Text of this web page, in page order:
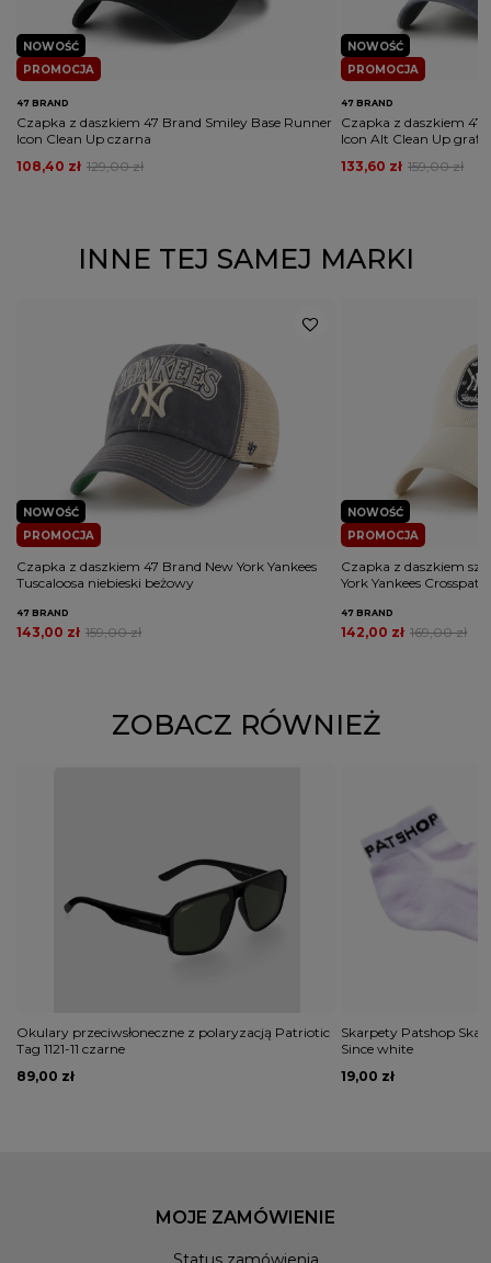
PROMOCJA
NOWOŚĆ
47 BRAND
Czapka z daszkiem 47 Brand Smiley Base Runner
Icon Clean Up czarna
129,00 zł
108,40 zł
PROMOCJA
NOWOŚĆ
47 BRAND
Czapka z daszkiem 47
Icon Alt Clean Up
159,00 zł
133,60 zł
INNE TEJ SAMEJ MARKI
PROMOCJA
NOWOŚĆ
Czapka z daszkiem 47 Brand New York Yankees
Tuscaloosa niebieski beżowy
47 BRAND
159,00 zł
143,00 zł
PROMOCJA
NOWOŚĆ
Czapka z daszkiem
York Yankees
47 BRAND
169,00 zł
142,00 zł
ZOBACZ RÓWNIEŻ
Okulary przeciwsłoneczne z polaryzacją Patriotic
Tag 1121-11 czarne
89,00 zł
Skarpety Patshop
Since white
19,00 zł
MOJE ZAMÓWIENIE